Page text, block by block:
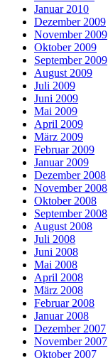
Januar 2010
Dezember 2009
November 2009
Oktober 2009
September 2009
August 2009
Juli 2009
Juni 2009
Mai 2009
April 2009
März 2009
Februar 2009
Januar 2009
Dezember 2008
November 2008
Oktober 2008
September 2008
August 2008
Juli 2008
Juni 2008
Mai 2008
April 2008
März 2008
Februar 2008
Januar 2008
Dezember 2007
November 2007
Oktober 2007